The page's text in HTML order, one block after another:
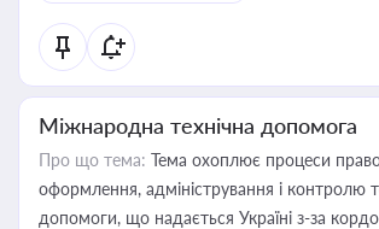
Міжнародна технічна допомога
Про що тема: Тема охоплює процеси
оформлення, адміністрування і контролю
допомоги, що надається Україні з-за